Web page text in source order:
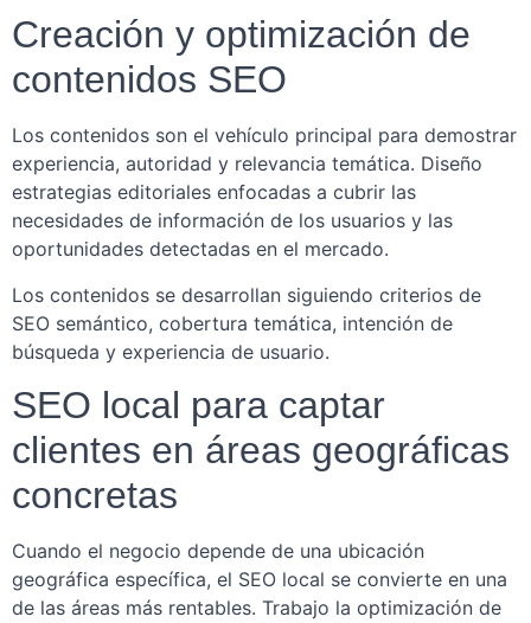
Creación y optimización de
contenidos SEO
Los contenidos son el vehículo principal para demostrar
experiencia, autoridad y relevancia temática. Diseño
estrategias editoriales enfocadas a cubrir las
necesidades de información de los usuarios y las
oportunidades detectadas en el mercado.
Los contenidos se desarrollan siguiendo criterios de
SEO semántico, cobertura temática, intención de
búsqueda y experiencia de usuario.
SEO local para captar
clientes en áreas geográficas
concretas
Cuando el negocio depende de una ubicación
geográfica específica, el SEO local se convierte en una
de las áreas más rentables. Trabajo la optimización de